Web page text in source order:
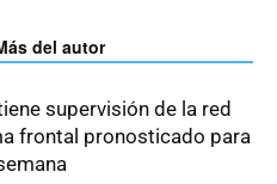
del autor
supervisión de la red
frontal pronosticado para